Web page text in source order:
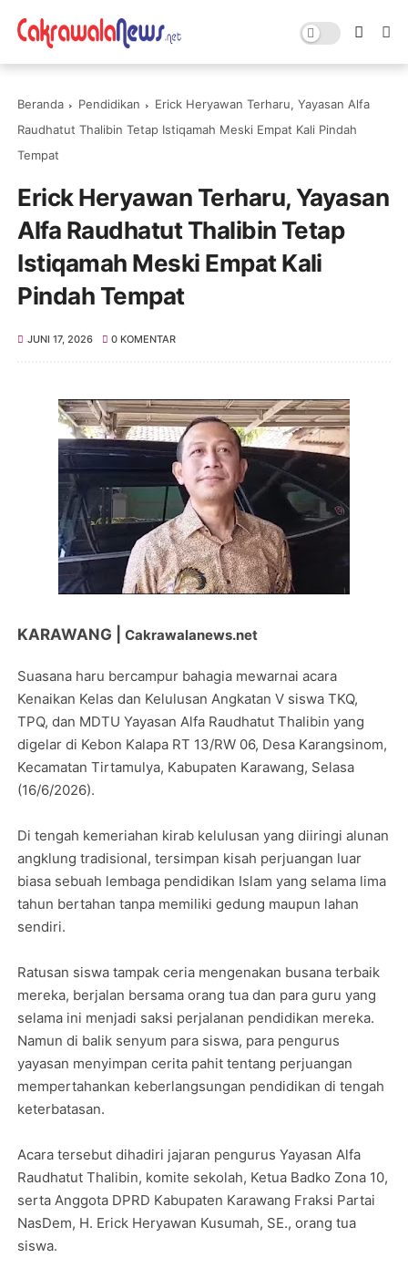
Beranda Pendidikan
Erick Heryawan Terharu, Yayasan Alfa
Raudhatut Thalibin Tetap Istiqamah Meski Empat Kali Pindah
Tempat
Erick Heryawan Terharu, Yayasan
Alfa Raudhatut Thalibin Tetap
Istiqamah Meski Empat Kali
Pindah Tempat
JUNI 17, 2026 0 KOMENTAR
KARAWANG | Cakrawalanews.net
Suasana haru bercampur bahagia mewarnai acara
Kenaikan Kelas dan Kelulusan Angkatan V siswa TKQ,
TPQ, dan MDTU Yayasan Alfa Raudhatut Thalibin yang
digelar di Kebon Kalapa RT 13/RW 06, Desa Karangsinom,
Kecamatan Tirtamulya, Kabupaten Karawang, Selasa
(16/6/2026).
Di tengah kemeriahan kirab kelulusan yang diiringi alunan
angklung tradisional, tersimpan kisah perjuangan luar
biasa sebuah lembaga pendidikan Islam yang selama lima
tahun bertahan tanpa memiliki gedung maupun lahan
sendiri.
Ratusan siswa tampak ceria mengenakan busana terbaik
mereka, berjalan bersama orang tua dan para guru yang
selama ini menjadi saksi perjalanan pendidikan mereka.
Namun di balik senyum para siswa, para pengurus
yayasan menyimpan cerita pahit tentang perjuangan
mempertahankan keberlangsungan pendidikan di tengah
keterbatasan.
Acara tersebut dihadiri jajaran pengurus Yayasan Alfa
Raudhatut Thalibin, komite sekolah, Ketua Badko Zona 10,
serta Anggota DPRD Kabupaten Karawang Fraksi Partai
NasDem, H. Erick Heryawan Kusumah, SE., orang tua
siswa.